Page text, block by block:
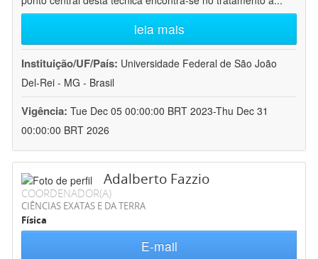
leia mais
Instituição/UF/País: Universidade Federal de São João
Del-Rei - MG - Brasil
Vigência: Tue Dec 05 00:00:00 BRT 2023-Thu Dec 31
00:00:00 BRT 2026
Adalberto Fazzio
COORDENADOR(A)
CIÊNCIAS EXATAS E DA TERRA
Física
E-mail